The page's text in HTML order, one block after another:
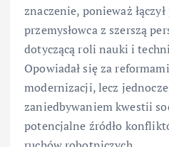
znaczenie, ponieważ
przemysłowca z szerszą
dotyczącą roli nauki i
Opowiadał się za
modernizacji, lecz
zaniedbywaniem kwestii
potencjalne źródło